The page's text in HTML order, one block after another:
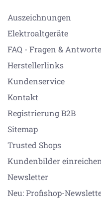
Auszeichnungen
Elektroaltgeräte
FAQ - Fragen &
Herstellerlinks
Kundenservice
Kontakt
Registrierung B2B
Sitemap
Trusted Shops
Kundenbilder einreichen
Newsletter
Neu: Profishop-